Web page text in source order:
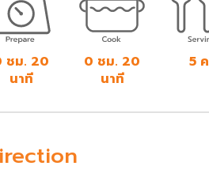
ชม. 20
นาที
0 ชม. 20
นาที
5